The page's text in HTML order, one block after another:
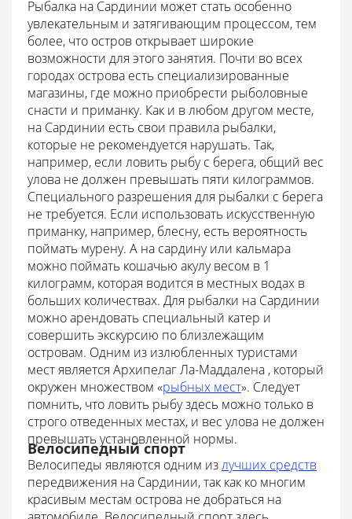
Рыбалка на Сардинии может стать особенно
увлекательным и затягивающим процессом, тем
более, что остров открывает широкие
возможности для этого занятия. Почти во всех
городах острова есть специализированные
магазины, где можно приобрести рыболовные
снасти и приманку. Как и в любом другом месте,
на Сардинии есть свои правила рыбалки,
которые не рекомендуется нарушать. Так,
например, если ловить рыбу с берега, общий вес
улова не должен превышать пяти килограммов.
Специального разрешения для рыбалки с берега
не требуется. Если использовать искусственную
приманку, например, блесну, есть вероятность
поймать мурену. А на сардину или кальмара
можно поймать кошачью акулу весом в 1
килограмм, которая водится в местных водах в
больших количествах. Для рыбалки на Сардинии
можно арендовать специальный катер и
совершить экскурсию по близлежащим
островам. Одним из излюбленных туристами
мест является Архипелаг Ла-Маддалена , который
окружен множеством «рыбных мест». Следует
помнить, что ловить рыбу здесь можно только в
строго отведенных местах, и вес улова не должен
превышать установленной нормы.
Велосипедный спорт
Велосипеды являются одним излучших средств
передвижения на Сардинии, так как ко многим
красивым местам острова не добраться на